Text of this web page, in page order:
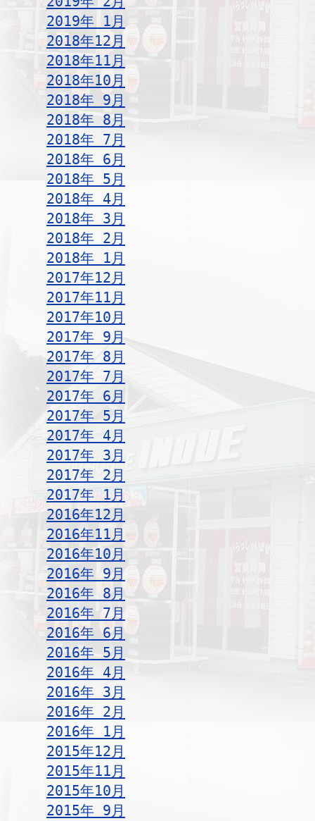
2019年 1月
2018年12月
2018年11月
2018年10月
2018年 9月
2018年 8月
2018年 7月
2018年 6月
2018年 5月
2018年 4月
2018年 3月
2018年 2月
2018年 1月
2017年12月
2017年11月
2017年10月
2017年 9月
2017年 8月
2017年 7月
2017年 6月
2017年 5月
2017年 4月
2017年 3月
2017年 2月
2017年 1月
2016年12月
2016年11月
2016年10月
2016年 9月
2016年 8月
2016年 7月
2016年 6月
2016年 5月
2016年 4月
2016年 3月
2016年 2月
2016年 1月
2015年12月
2015年11月
2015年10月
2015年 9月